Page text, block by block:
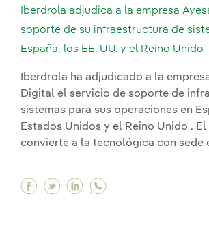
Iberdrola adjudica a la empresa
soporte de su infraestructura de
España, los EE. UU. y el Reino Unido
Iberdrola ha adjudicado a la
Digital el servicio de soporte de
sistemas para sus operaciones en
Estados Unidos y el Reino Unido .
convierte a la tecnológica con sede
Facebook Iberdrola adjudica
Twitter Iberdrola
Linkedin Iberdrola